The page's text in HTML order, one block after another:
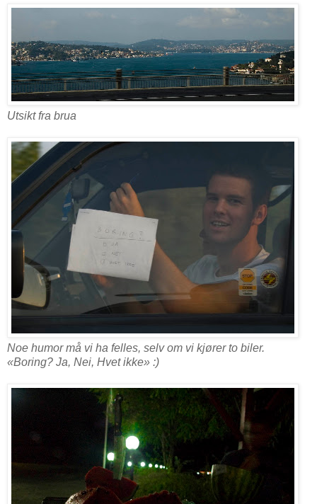
Utsikt fra brua
Noe humor må vi ha felles, selv om vi kjører to biler.
«Boring? Ja, Nei, Hvet ikke» :)